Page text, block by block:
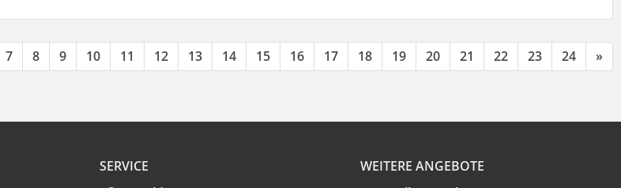
7 8 9 10 11 12 13 14 15 16 17 18 19 20 21 22 23 24 »
SERVICE
WEITERE ANGEBOTE